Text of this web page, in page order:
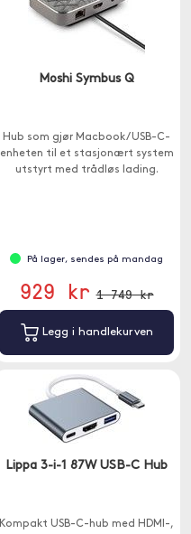
Moshi Symbus Q
Hub som gjør Macbook / USB-C-
enheten til et stasjonært system
utstyrt med trådløs lading.
På lager, sendes på mandag
929 kr 1 749 kr
Legg i handlekurven
Lippa 3-i-1 87W USB-C Hub
Kompakt USB-C-hub med HDMI-,